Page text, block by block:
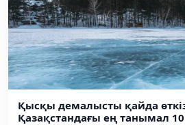
Қысқы демалысты қайда
Қазақстандағы ең танымал